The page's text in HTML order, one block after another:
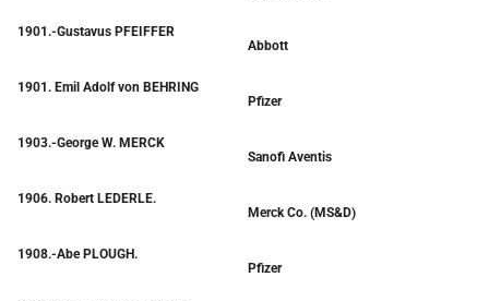
1901.-Gustavus PFEIFFER
1901. Emil Adolf von BEHRING
1903.-George W. MERCK
1906. Robert LEDERLE.
1908.-Abe PLOUGH.
Abbott
Pfizer
Sanofi Aventis
Merck Co. (MS&D)
Pfizer